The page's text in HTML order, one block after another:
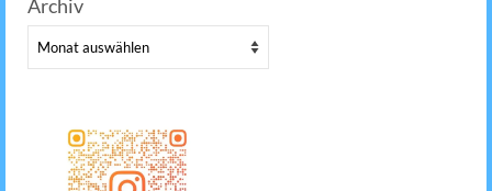
Archiv
Archiv